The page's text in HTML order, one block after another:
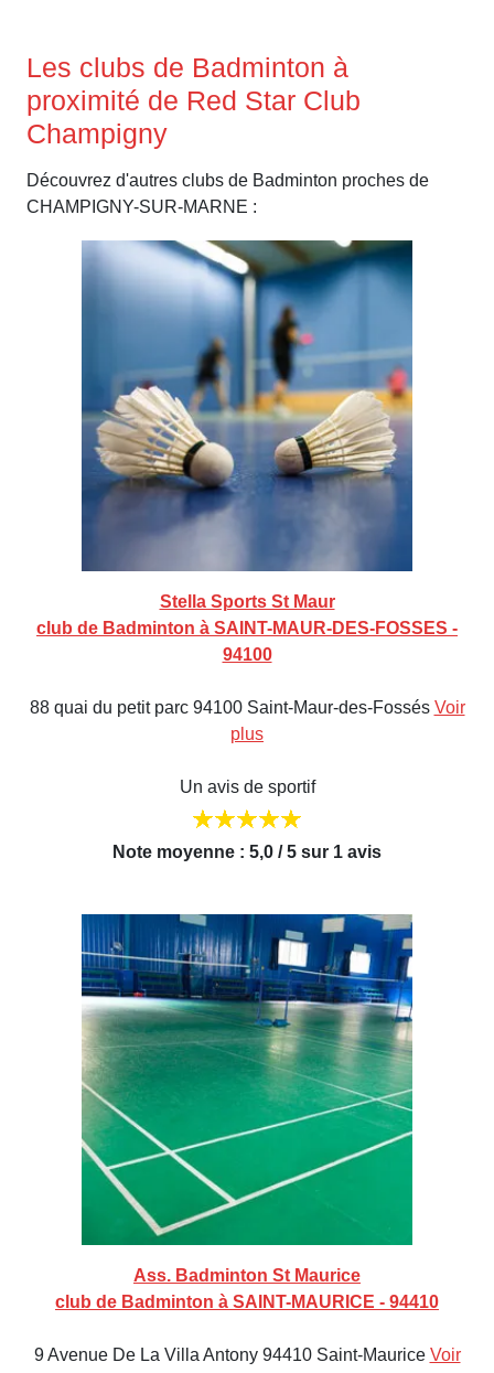
Les clubs de Badminton à
proximité de Red Star Club
Champigny
Découvrez d'autres clubs de Badminton proches de
CHAMPIGNY-SUR-MARNE :
Stella Sports St Maur
club de Badminton à SAINT-MAUR-DES-FOSSES -
94100
88 quai du petit parc 94100 Saint-Maur-des-Fossés Voir
plus
Un avis de sportif
Note moyenne : 5,0 / 5 sur 1 avis
Ass. Badminton St Maurice
club de Badminton à SAINT-MAURICE - 94410
9 Avenue De La Villa Antony 94410 Saint-Maurice Voir